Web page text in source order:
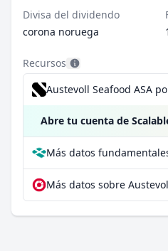
Divisa del dividendo
corona noruega
Recursos
Abre tu cuenta de